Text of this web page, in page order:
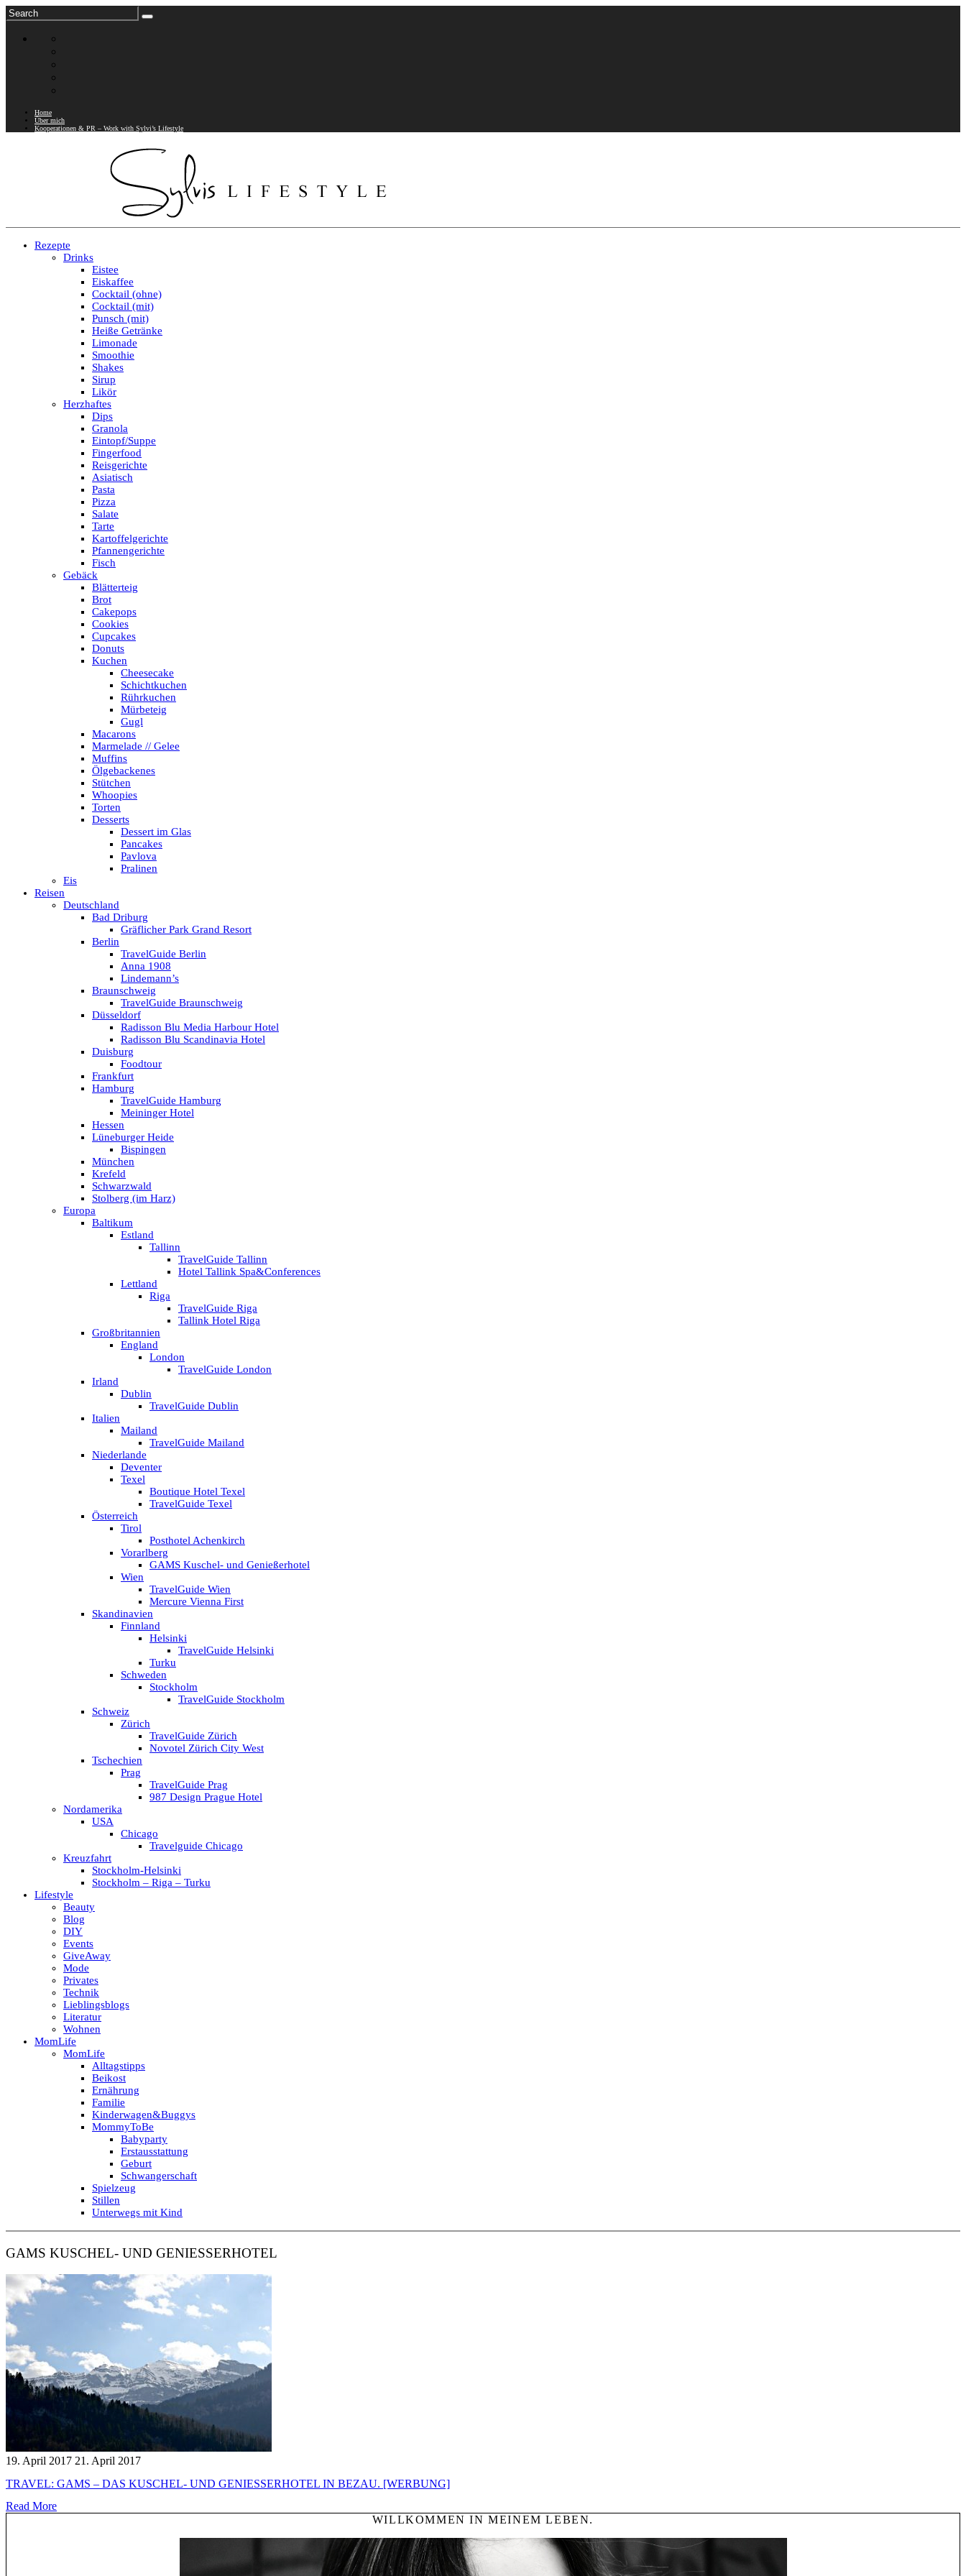
Home
Über mich
Kooperationen & PR – Work with Sylvi’s Lifestyle
Rezepte
Drinks
Eistee
Eiskaffee
Cocktail (ohne)
Cocktail (mit)
Punsch (mit)
Heiße Getränke
Limonade
Smoothie
Shakes
Sirup
Likör
Herzhaftes
Dips
Granola
Eintopf/Suppe
Fingerfood
Reisgerichte
Asiatisch
Pasta
Pizza
Salate
Tarte
Kartoffelgerichte
Pfannengerichte
Fisch
Gebäck
Blätterteig
Brot
Cakepops
Cookies
Cupcakes
Donuts
Kuchen
Cheesecake
Schichtkuchen
Rührkuchen
Mürbeteig
Gugl
Macarons
Marmelade // Gelee
Muffins
Ölgebackenes
Stütchen
Whoopies
Torten
Desserts
Dessert im Glas
Pancakes
Pavlova
Pralinen
Eis
Reisen
Deutschland
Bad Driburg
Gräflicher Park Grand Resort
Berlin
TravelGuide Berlin
Anna 1908
Lindemann’s
Braunschweig
TravelGuide Braunschweig
Düsseldorf
Radisson Blu Media Harbour Hotel
Radisson Blu Scandinavia Hotel
Duisburg
Foodtour
Frankfurt
Hamburg
TravelGuide Hamburg
Meininger Hotel
Hessen
Lüneburger Heide
Bispingen
München
Krefeld
Schwarzwald
Stolberg (im Harz)
Europa
Baltikum
Estland
Tallinn
TravelGuide Tallinn
Hotel Tallink Spa&Conferences
Lettland
Riga
TravelGuide Riga
Tallink Hotel Riga
Großbritannien
England
London
TravelGuide London
Irland
Dublin
TravelGuide Dublin
Italien
Mailand
TravelGuide Mailand
Niederlande
Deventer
Texel
Boutique Hotel Texel
TravelGuide Texel
Österreich
Tirol
Posthotel Achenkirch
Vorarlberg
GAMS Kuschel- und Genießerhotel
Wien
TravelGuide Wien
Mercure Vienna First
Skandinavien
Finnland
Helsinki
TravelGuide Helsinki
Turku
Schweden
Stockholm
TravelGuide Stockholm
Schweiz
Zürich
TravelGuide Zürich
Novotel Zürich City West
Tschechien
Prag
TravelGuide Prag
987 Design Prague Hotel
Nordamerika
USA
Chicago
Travelguide Chicago
Kreuzfahrt
Stockholm-Helsinki
Stockholm – Riga – Turku
Lifestyle
Beauty
Blog
DIY
Events
GiveAway
Mode
Privates
Technik
Lieblingsblogs
Literatur
Wohnen
MomLife
MomLife
Alltagstipps
Beikost
Ernährung
Familie
Kinderwagen&Buggys
MommyToBe
Babyparty
Erstausstattung
Geburt
Schwangerschaft
Spielzeug
Stillen
Unterwegs mit Kind
GAMS KUSCHEL- UND GENIESSERHOTEL
19. April 2017 21. April 2017
TRAVEL: GAMS – DAS KUSCHEL- UND GENIESSERHOTEL IN BEZAU. [WERBUNG]
Read More
WILLKOMMEN IN MEINEM LEBEN.